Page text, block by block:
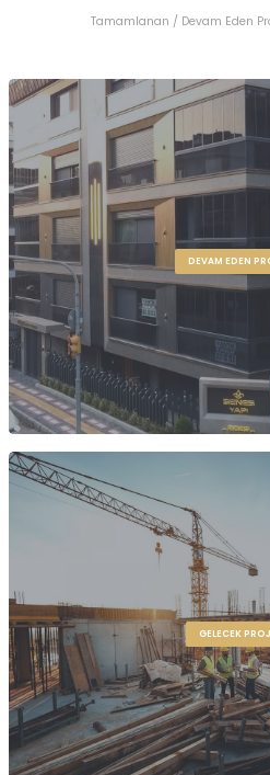
Tamamlanan / Devam Eden
DEVAM EDEN
GELECEK